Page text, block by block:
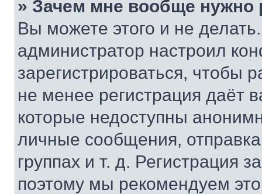
» Зачем мне вообще нужно
Вы можете этого и не
администратор настроил
зарегистрироваться, чтобы
не менее регистрация даёт
которые недоступны
личные сообщения,
группах и т. д. Регистрация
поэтому мы рекомендуем